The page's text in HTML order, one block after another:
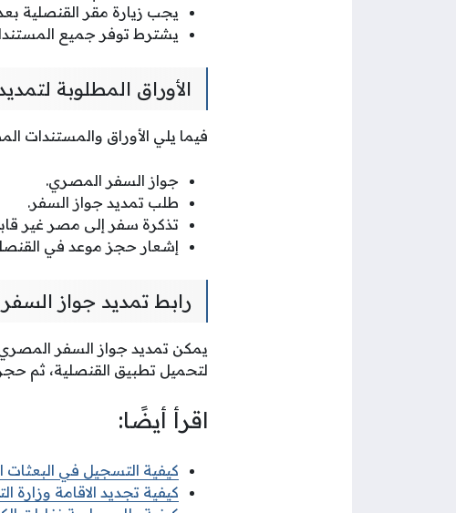
يجب زيارة مقر القنصلية
يشترط توفر جميع
الأوراق المطلوبة
فيما يلي الأوراق والمستندات
جواز السفر المصري.
طلب تمديد جواز السفر.
تذكرة سفر إلى مصر غير
إشعار حجز موعد في
رابط تمديد جواز
يمكن تمديد جواز السفر
لتحميل تطبيق القنصلية، ثم
اقرأ أيضًا:
كيفية التسجيل في البعثات
كيفية تجديد الاقامة وزارة